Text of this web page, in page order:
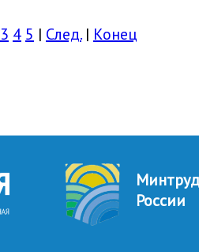
3 4 5 | След.| Конец
Минтруд
России